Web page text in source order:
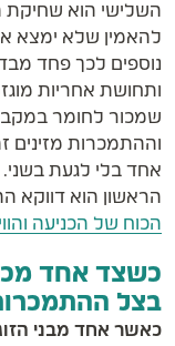
השלישי הוא
להאמין שלא ימצא
נוספים לכך פחד
ותחושת אחריות
שמכור לחומר
וההתמכרות מזינים
אחד בלי לגעת
הראשון הוא דווקא
הכוח של הכניעה
כשצד אחד
בצל
כאשר אחד מבני